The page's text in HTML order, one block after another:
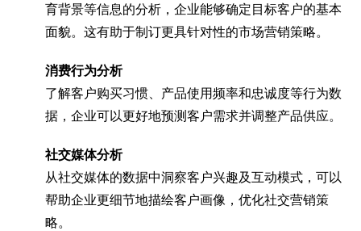
育背景等信息的分析，企业能够确定目标客户的基本
面貌。这有助于制订更具针对性的市场营销策略。
消费行为分析
了解客户购买习惯、产品使用频率和忠诚度等行为数
据，企业可以更好地预测客户需求并调整产品供应。
社交媒体分析
从社交媒体的数据中洞察客户兴趣及互动模式，可以
帮助企业更细节地描绘客户画像，优化社交营销策
略。